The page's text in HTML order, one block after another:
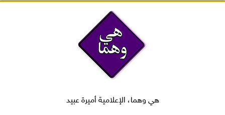
هي وهما، الإعلامية أميرة عبيد